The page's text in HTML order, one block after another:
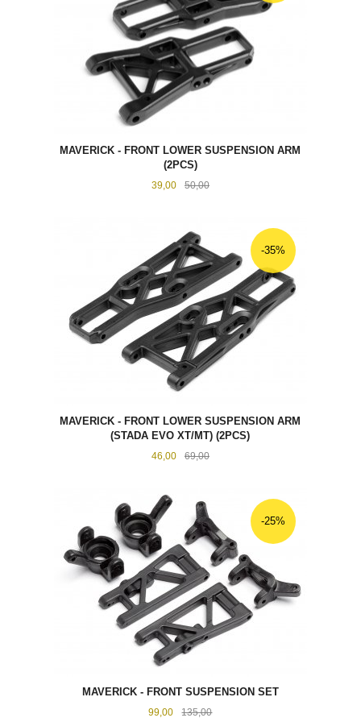
MAVERICK - FRONT LOWER SUSPENSION ARM
(2PCS)
Tilbud
39,00 50,00Rabatt
MAVERICK - FRONT LOWER SUSPENSION ARM
(STADA EVO XT/MT) (2PCS)
Tilbud
46,00 69,00Rabatt
-35%
MAVERICK - FRONT SUSPENSION SET
Tilbud
99,00 135,00Rabatt
-25%